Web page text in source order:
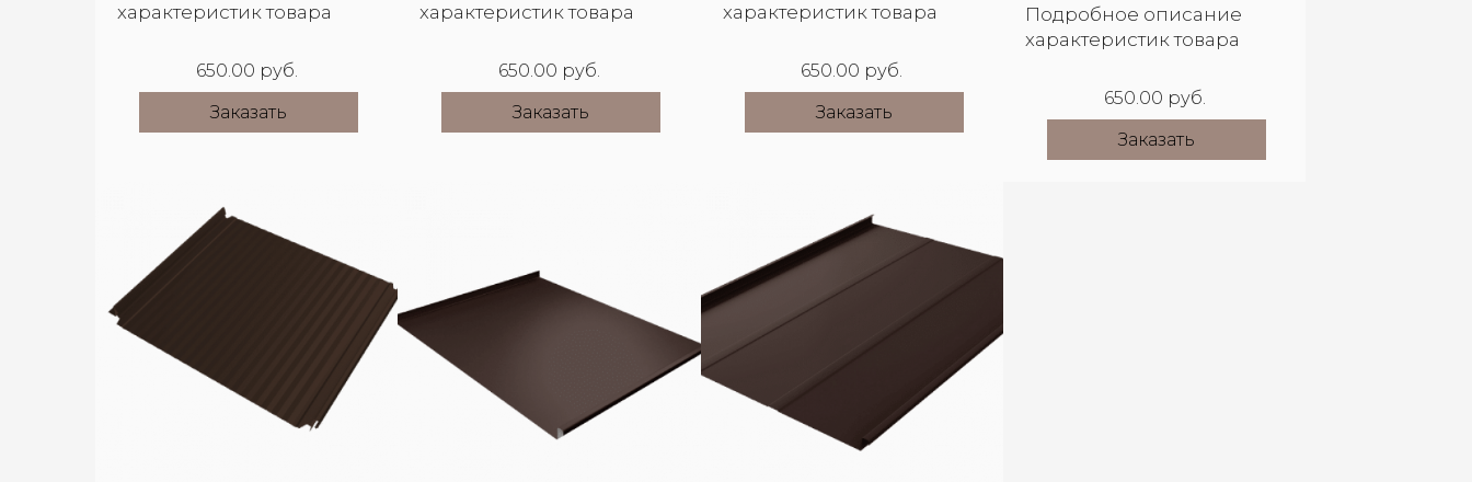
характеристик товара
650.00 руб.
Заказать
характеристик товара
650.00 руб.
Заказать
характеристик товара
650.00 руб.
Заказать
Подробное описание
характеристик товара
650.00 руб.
Заказать